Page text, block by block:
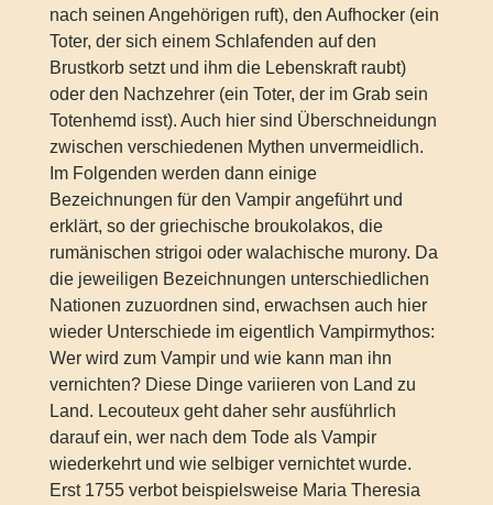
nach seinen Angehörigen ruft), den Aufhocker (ein
Toter, der sich einem Schlafenden auf den
Brustkorb setzt und ihm die Lebenskraft raubt)
oder den Nachzehrer (ein Toter, der im Grab sein
Totenhemd isst). Auch hier sind Überschneidungn
zwischen verschiedenen Mythen unvermeidlich.
Im Folgenden werden dann einige
Bezeichnungen für den Vampir angeführt und
erklärt, so der griechische broukolakos, die
rumänischen strigoi oder walachische murony. Da
die jeweiligen Bezeichnungen unterschiedlichen
Nationen zuzuordnen sind, erwachsen auch hier
wieder Unterschiede im eigentlich Vampirmythos:
Wer wird zum Vampir und wie kann man ihn
vernichten? Diese Dinge variieren von Land zu
Land. Lecouteux geht daher sehr ausführlich
darauf ein, wer nach dem Tode als Vampir
wiederkehrt und wie selbiger vernichtet wurde.
Erst 1755 verbot beispielsweise Maria Theresia